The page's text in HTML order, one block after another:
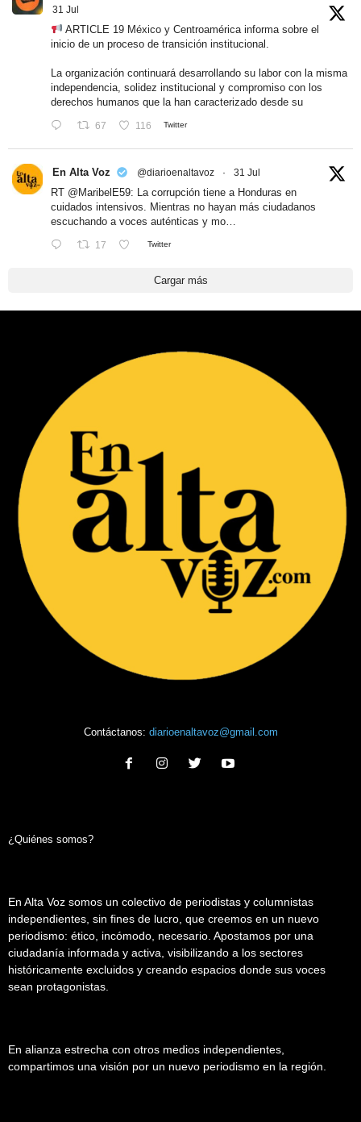
31 Jul
ARTICLE 19 México y Centroamérica informa sobre el
inicio de un proceso de transición institucional.
La organización continuará desarrollando su labor con la misma
independencia, solidez institucional y compromiso con los
derechos humanos que la han caracterizado desde su
67 116 Twitter
En Alta Voz @diarioenaltavoz · 31 Jul
RT @MaribelE59: La corrupción tiene a Honduras en
cuidados intensivos. Mientras no hayan más ciudadanos
escuchando a voces auténticas y mo…
17 Twitter
Cargar más
Contáctanos: diarioenaltavoz@gmail.com
¿Quiénes somos?
En Alta Voz somos un colectivo de periodistas y columnistas
independientes, sin fines de lucro, que creemos en un nuevo
periodismo: ético, incómodo, necesario. Apostamos por una
ciudadanía informada y activa, visibilizando a los sectores
históricamente excluidos y creando espacios donde sus voces
sean protagonistas.
En alianza estrecha con otros medios independientes,
compartimos una visión por un nuevo periodismo en la región.